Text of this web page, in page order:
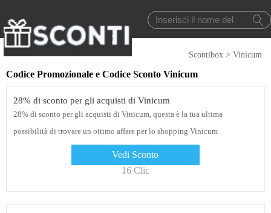
Scontibox > Vinicum
Codice Promozionale e Codice Sconto Vinicum
28% di sconto per gli acquisti di Vinicum
28% di sconto per gli acquisti di Vinicum, questa è la tua ultima
possibilità di trovare un ottimo affare per lo shopping Vinicum
Vedi Sconto
16 Clic